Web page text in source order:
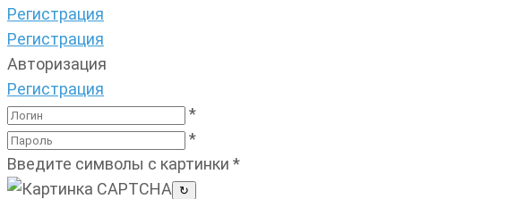
Регистрация
Регистрация
Авторизация
Регистрация
*
*
Введите символы с картинки *
↻